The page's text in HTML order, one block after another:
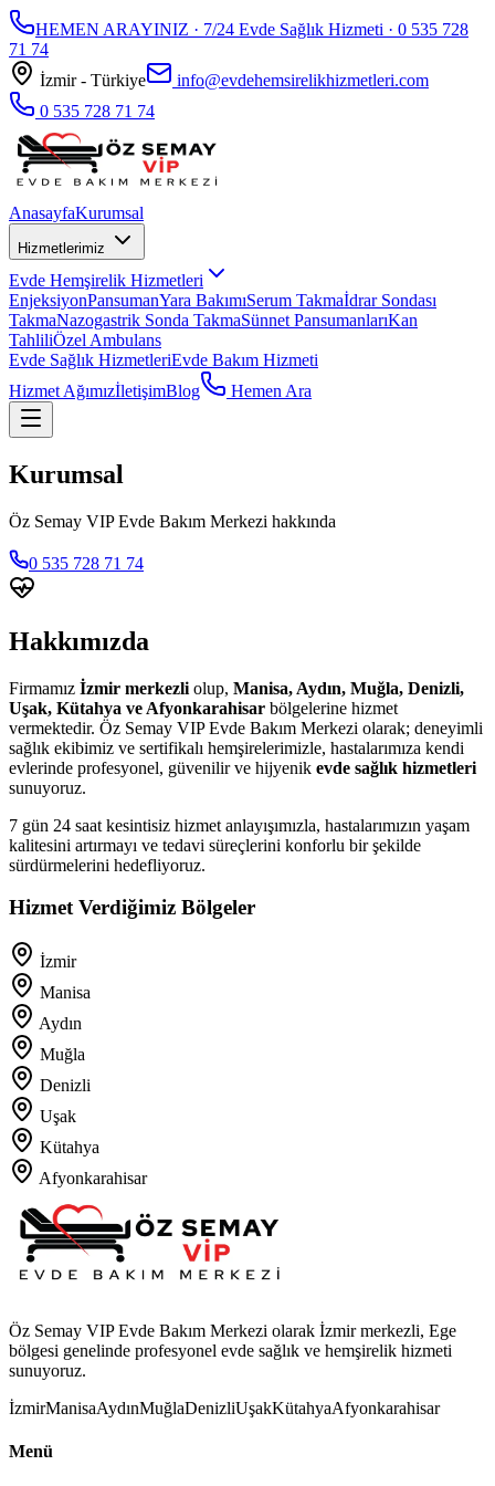
HEMEN ARAYINIZ · 7/24 Evde Sağlık Hizmeti · 0 535 728
71 74
İzmir - Türkiye
info@evdehemsirelikhizmetleri.com
0 535 728 71 74
AnasayfaKurumsal
Hizmetlerimiz
Evde Hemşirelik Hizmetleri
EnjeksiyonPansumanYara BakımıSerum Takmaİdrar Sondası
TakmaNazogastrik Sonda TakmaSünnet PansumanlarıKan
TahliliÖzel Ambulans
Evde Sağlık HizmetleriEvde Bakım Hizmeti
Hizmet AğımızİletişimBlog Hemen Ara
Kurumsal
Öz Semay VIP Evde Bakım Merkezi hakkında
0 535 728 71 74
Hakkımızda
Firmamız İzmir merkezli olup, Manisa, Aydın, Muğla, Denizli,
Uşak, Kütahya ve Afyonkarahisar bölgelerine hizmet
vermektedir. Öz Semay VIP Evde Bakım Merkezi olarak; deneyimli
sağlık ekibimiz ve sertifikalı hemşirelerimizle, hastalarımıza kendi
evlerinde profesyonel, güvenilir ve hijyenik evde sağlık hizmetleri
sunuyoruz.
7 gün 24 saat kesintisiz hizmet anlayışımızla, hastalarımızın yaşam
kalitesini artırmayı ve tedavi süreçlerini konforlu bir şekilde
sürdürmelerini hedefliyoruz.
Hizmet Verdiğimiz Bölgeler
İzmir
Manisa
Aydın
Muğla
Denizli
Uşak
Kütahya
Afyonkarahisar
Öz Semay VIP Evde Bakım Merkezi olarak İzmir merkezli, Ege
bölgesi genelinde profesyonel evde sağlık ve hemşirelik hizmeti
sunuyoruz.
İzmirManisaAydınMuğlaDenizliUşakKütahyaAfyonkarahisar
Menü